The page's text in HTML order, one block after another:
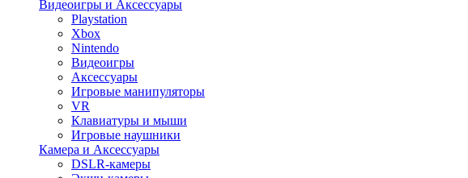
Видеоигры и Аксессуары
Playstation
Xbox
Nintendo
Видеоигры
Аксессуары
Игровые манипуляторы
VR
Клавиатуры и мыши
Игровые наушники
Камера и Аксессуары
DSLR-камеры